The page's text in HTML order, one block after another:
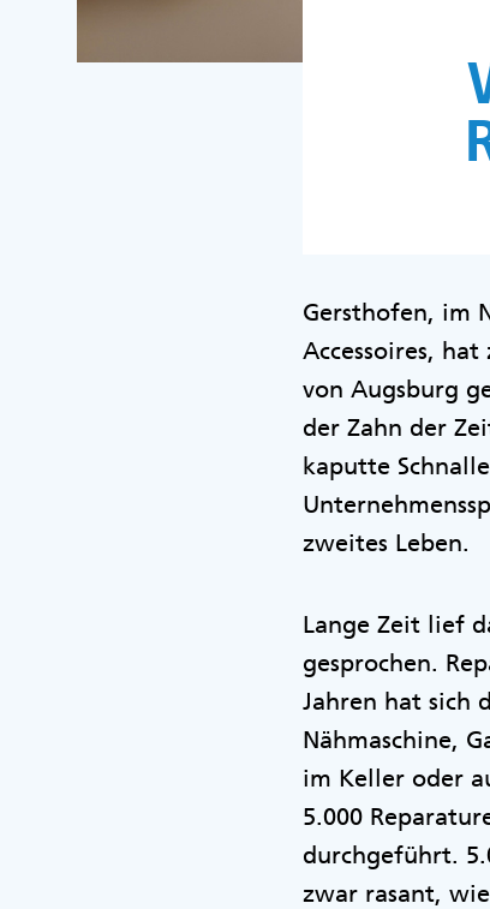
Gersthofen, im
Accessoires,
von Augsburg
der Zahn der
kaputte
zweites Leben.
Lange Zeit lief
gesprochen.
Jahren hat sich
Nähmaschine,
im Keller oder
5.000
durchgeführt.
zwar rasant,